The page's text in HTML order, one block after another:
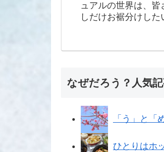
ュアルの世界は、皆
しだけお裾分けした
なぜだろう？人気
「う」と「
ひとりはホ